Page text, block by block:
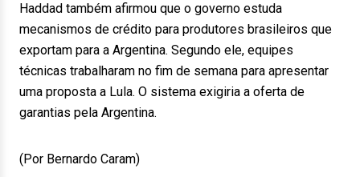
Haddad também afirmou que o governo estuda
mecanismos de crédito para produtores brasileiros que
exportam para a Argentina. Segundo ele, equipes
técnicas trabalharam no fim de semana para apresentar
uma proposta a Lula. O sistema exigiria a oferta de
garantias pela Argentina.
(Por Bernardo Caram)